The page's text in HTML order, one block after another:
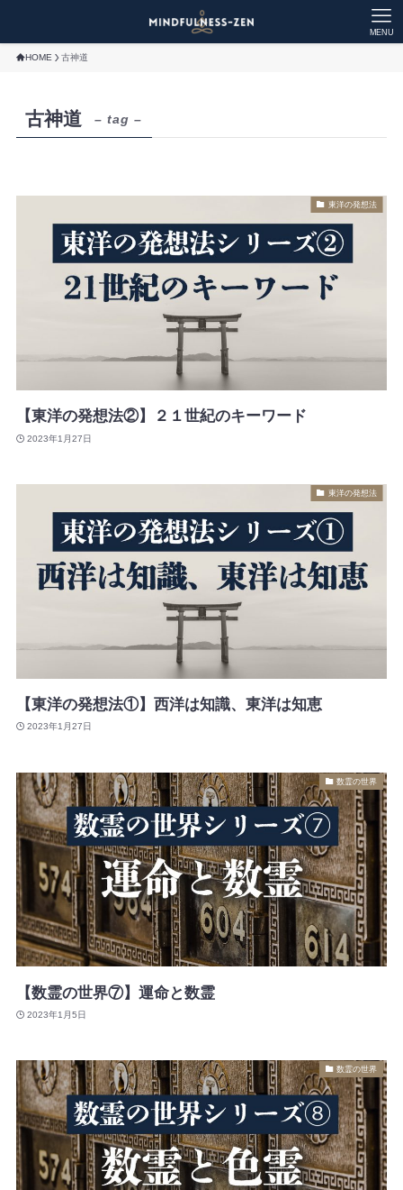
MENU
HOME 古神道
古神道 – tag –
東洋の発想法
【東洋の発想法②】２１世紀のキーワード
2023年1月27日
東洋の発想法
【東洋の発想法①】西洋は知識、東洋は知恵
2023年1月27日
数霊の世界
【数霊の世界⑦】運命と数霊
2023年1月5日
数霊の世界